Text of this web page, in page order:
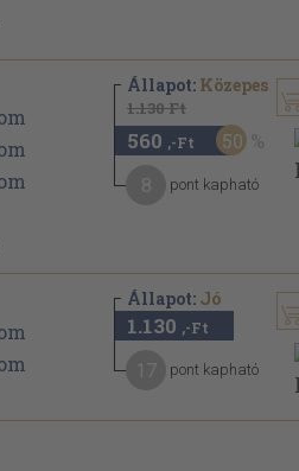
Állapot: Közepes
1.130 Ft
560 ,-Ft 50
pont kapható
Állapot: Jó
1.130 ,-Ft
pont kapható